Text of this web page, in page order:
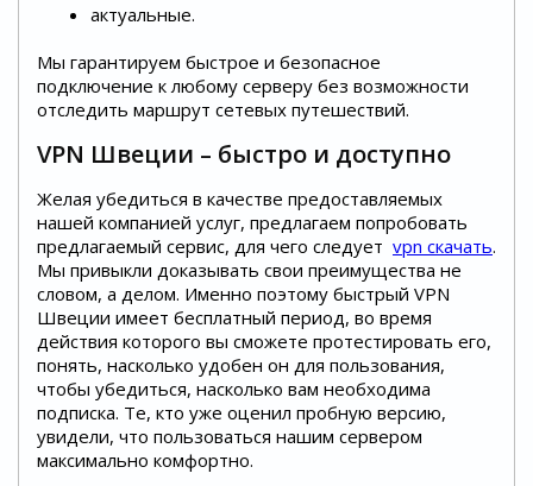
актуальные.
Мы гарантируем быстрое и безопасное
подключение к любому серверу без возможности
отследить маршрут сетевых путешествий.
VPN Швеции – быстро и доступно
Желая убедиться в качестве предоставляемых
нашей компанией услуг, предлагаем попробовать
предлагаемый сервис, для чего следует vpn скачать.
Мы привыкли доказывать свои преимущества не
словом, а делом. Именно поэтому быстрый VPN
Швеции имеет бесплатный период, во время
действия которого вы сможете протестировать его,
понять, насколько удобен он для пользования,
чтобы убедиться, насколько вам необходима
подписка. Те, кто уже оценил пробную версию,
увидели, что пользоваться нашим сервером
максимально комфортно.